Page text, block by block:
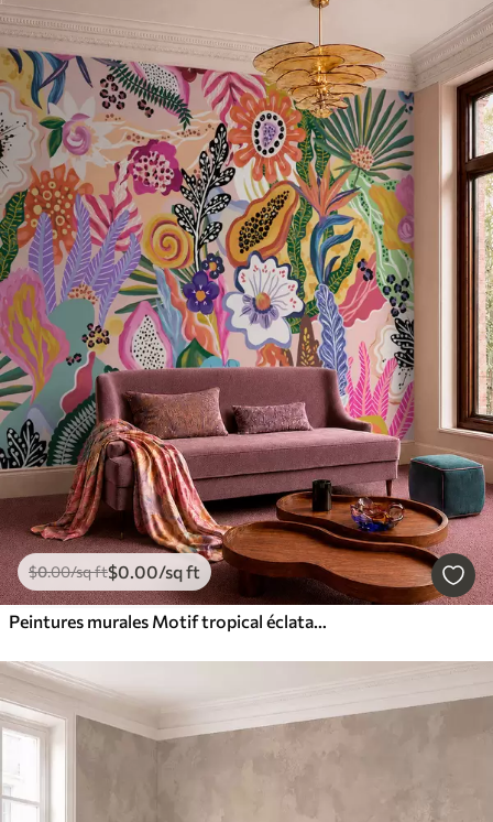
$0.00/sq ft$0.00/sq ft
Peintures murales Motif tropical éclatant composé de fleurs, de feuilles et de fruits colorés